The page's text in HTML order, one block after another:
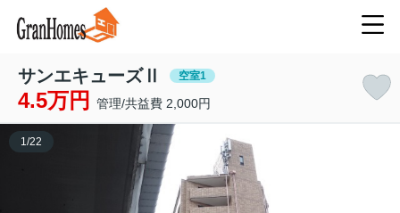
サンエキューズⅡ 空室1
4.5万円 管理/共益費 2,000円
1 /22